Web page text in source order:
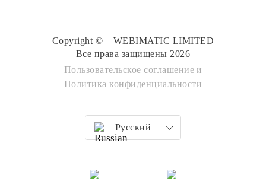
Copyright © – WEBIMATIC LIMITED
Все права защищены 2026
Пользовательское соглашение и
Политика конфиденциальности
Русский